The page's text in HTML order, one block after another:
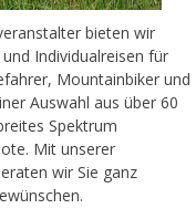
bieten wir
Individualreisen für
Mountainbiker und
Auswahl aus über 60
Spektrum
Mit unserer
wir Sie ganz